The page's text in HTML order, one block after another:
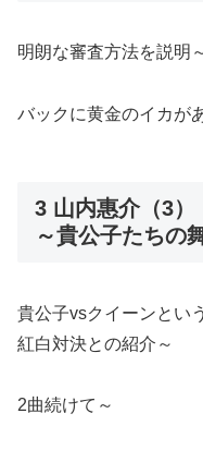
明朗な審査方法を説明
バックに黄金のイカが
3 山内惠介（3）
～貴公子たちの
貴公子vsクイーンという
紅白対決との紹介～
2曲続けて～